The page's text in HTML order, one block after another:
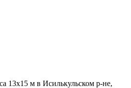
13х15 м в Исилькульском р-не,